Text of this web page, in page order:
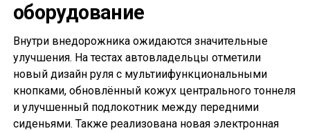
оборудование
Внутри внедорожника ожидаются значительные
улучшения. На тестах автовладельцы отметили
новый дизайн руля с мультиифункциональными
кнопками, обновлённый кожух центрального тоннеля
и улучшенный подлокотник между передними
сиденьями. Также реализована новая электронная